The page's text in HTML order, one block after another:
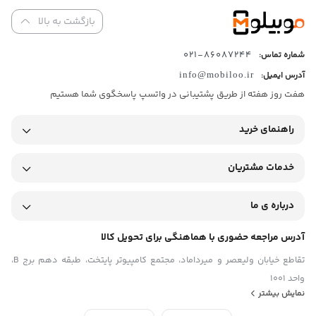
امکانات ویژه تبلت
پشتیبانی از قلم
پشتیبانی از کیبورد
کیبورد همراه
صفحه نمایش
فناوری صفحه‌ نمایش
رزولوشن صفحه نمایش
۱۲۰ هرتز
۶۰۰ نیت
۲۴۹ پیکسل بر اینچ
نسبت تصویر
۱۶:۱۰
بازگشت به بالا
شماره تماس: 86087244-021
آدرس ایمیل: info@mobiloo.ir
هفت روز هفته از طریق پشتیبانی در واتسپ پاسخگوی شما هستیم
راهنمای خرید
خدمات مشتریان
درباره ی ما
آدرس مراجعه حضوری با هماهنگی برای تحویل کالا
تقاطع خیابان ولیعصر و میرداماد، مجتمع کامپیوتر پایتخت، طبقه دهم برج B،
واحد 1001
نمایش بیشتر